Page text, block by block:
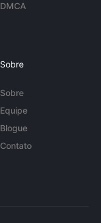
DMCA
Sobre
Sobre
Equipe
Blogue
Contato